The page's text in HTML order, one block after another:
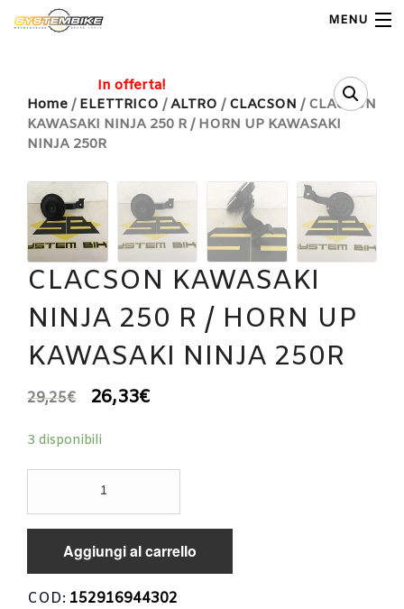
MENU
Home
Shop Ricambi
Note Generali
Carrello
Home / ELETTRICO /ALTRO / CLACSON / CLACSON
KAWASAKI NINJA 250 R / HORN UP KAWASAKI
NINJA 250R
In offerta!
CLACSON KAWASAKI
NINJA 250 R / HORN UP
KAWASAKI NINJA 250R
29,25€ 26,33€
3 disponibili
NINJA
250
/
HORN
Aggiungi al carrello
COD: 152916944302